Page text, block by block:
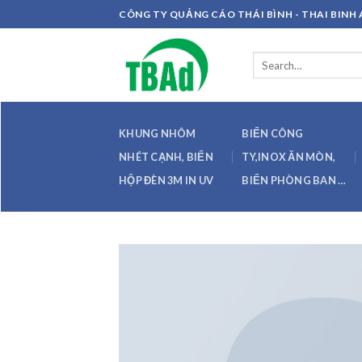
to
CÔNG TY QUẢNG CÁO THÁI BÌNH - THAI BINH
KHUNG NHÔM
NHÉT CẠNH, BIỂN
HỘP ĐÈN 3M IN UV
BIỂN CÔNG
TY,INOX ĂN MÒN,
BIỂN PHÒNG BAN …